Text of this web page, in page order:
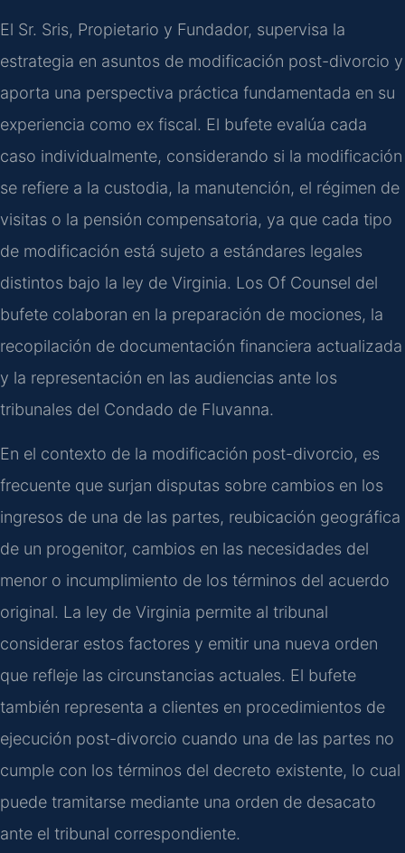
El Sr. Sris, Propietario y Fundador, supervisa la
estrategia en asuntos de modificación post-divorcio y
aporta una perspectiva práctica fundamentada en su
experiencia como ex fiscal. El bufete evalúa cada
caso individualmente, considerando si la modificación
se refiere a la custodia, la manutención, el régimen de
visitas o la pensión compensatoria, ya que cada tipo
de modificación está sujeto a estándares legales
distintos bajo la ley de Virginia. Los Of Counsel del
bufete colaboran en la preparación de mociones, la
recopilación de documentación financiera actualizada
y la representación en las audiencias ante los
tribunales del Condado de Fluvanna.
En el contexto de la modificación post-divorcio, es
frecuente que surjan disputas sobre cambios en los
ingresos de una de las partes, reubicación geográfica
de un progenitor, cambios en las necesidades del
menor o incumplimiento de los términos del acuerdo
original. La ley de Virginia permite al tribunal
considerar estos factores y emitir una nueva orden
que refleje las circunstancias actuales. El bufete
también representa a clientes en procedimientos de
ejecución post-divorcio cuando una de las partes no
cumple con los términos del decreto existente, lo cual
puede tramitarse mediante una orden de desacato
ante el tribunal correspondiente.